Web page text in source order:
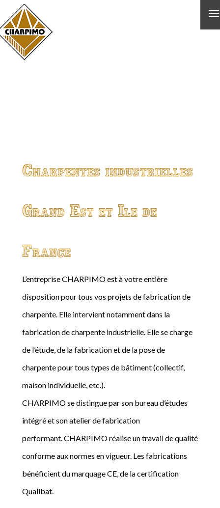
≡
Charpentes industrielles
Grand Est et Ile de
France
L’entreprise CHARPIMO est à votre entière
disposition pour tous vos projets de fabrication de
charpente. Elle intervient notamment dans la
fabrication de charpente industrielle. Elle se charge
de l’étude, de la fabrication et de la pose de
charpente pour tous types de bâtiment (collectif,
maison individuelle, etc.).
CHARPIMO se distingue par son bureau d’études
intégré et son atelier de fabrication
performant. CHARPIMO réalise un travail de qualité
conforme aux normes en vigueur. Les fabrications
bénéficient du marquage CE, de la certification
Qualibat.